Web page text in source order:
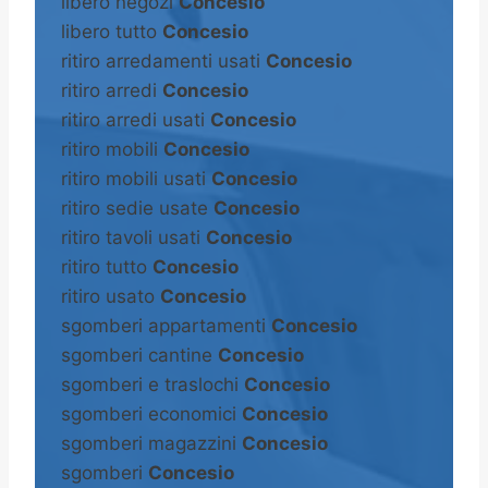
libero tutto Concesio
ritiro arredamenti usati Concesio
ritiro arredi Concesio
ritiro arredi usati Concesio
ritiro mobili Concesio
ritiro mobili usati Concesio
ritiro sedie usate Concesio
ritiro tavoli usati Concesio
ritiro tutto Concesio
ritiro usato Concesio
sgomberi appartamenti Concesio
sgomberi cantine Concesio
sgomberi e traslochi Concesio
sgomberi economici Concesio
sgomberi magazzini Concesio
sgomberi Concesio